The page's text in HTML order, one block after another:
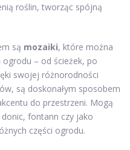
roślin, tworząc spójną
są mozaiki, które można
– od ścieżek, po
swojej różnorodności
są doskonałym sposobem
do przestrzeni. Mogą
fontann czy jako
części ogrodu.